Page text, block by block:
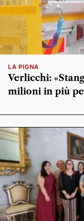
LA PIGNA
Verlicchi:
milioni in più